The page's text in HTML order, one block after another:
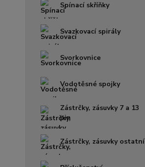
Spínací skříňky
Svazkovací spirály
Svorkovnice
Vodotěsné spojky
Zástrčky, zásuvky 7 a 13
pin
Zástrčky, zásuvky ostatní